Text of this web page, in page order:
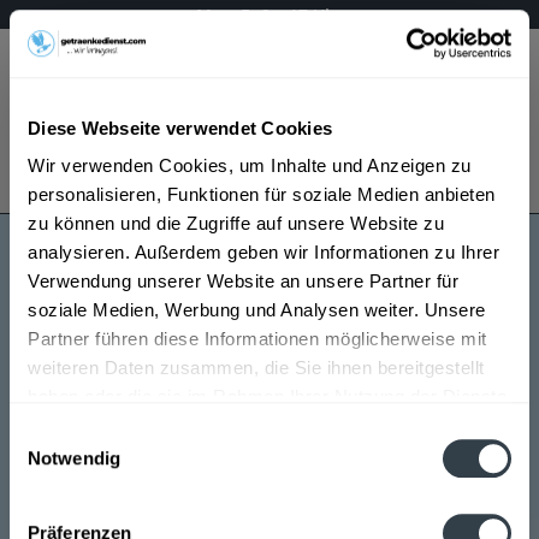
Diese Webseite verwendet Cookies
Wir verwenden Cookies, um Inhalte und Anzeigen zu
personalisieren, Funktionen für soziale Medien anbieten
zu können und die Zugriffe auf unsere Website zu
analysieren. Außerdem geben wir Informationen zu Ihrer
Verwendung unserer Website an unsere Partner für
soziale Medien, Werbung und Analysen weiter. Unsere
Partner führen diese Informationen möglicherweise mit
weiteren Daten zusammen, die Sie ihnen bereitgestellt
Notwendig
Präferenzen
Mo – Fr 9 – 17 Uhr
Menü
Bestellung widerrufen
Es gilt unsere Datenschutzerklärung
Château Lafitte
Château Lafitte wird in den folgenden Regionen,
Städten, Orten und Postleitzahl-Gebieten geliefert